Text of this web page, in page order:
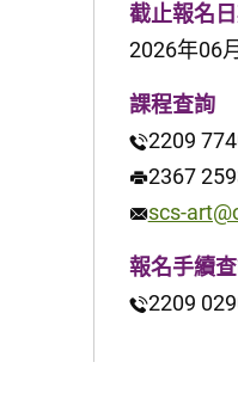
截止報名
2026年06
課程查詢
2209
2367
scs-
報名手續
2209